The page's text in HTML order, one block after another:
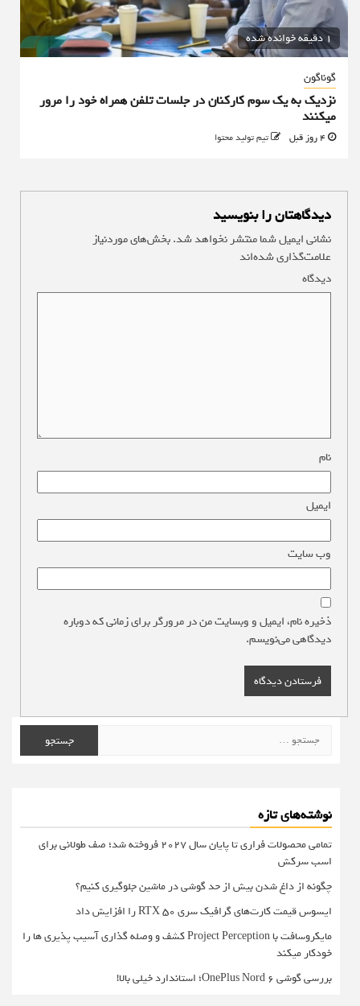
1 دقیقه خوانده شده
گوناگون
نزدیک به یک سوم کارکنان در جلسات تلفن همراه خود را مرور
میکنند
تیم تولید محتوا
دیدگاهتان را بنویسید
نشانی ایمیل شما منتشر نخواهد شد.بخش‌های موردنیاز
علامت‌گذاری شده‌اند
دیدگاه
نام
ایمیل
وب‌ سایت
ذخیره نام، ایمیل و وبسایت من در مرورگر برای زمانی که دوباره
دیدگاهی می‌نویسم.
برای:
نوشته‌های تازه
تمامی محصولات فراری تا پایان سال ۲۰۲۷ فروخته شد؛ صف طولانی برای
اسب سرکش
چگونه از داغ شدن بیش از حد گوشی در ماشین جلوگیری کنیم؟
ایسوس قیمت کارت‌های گرافیک سری RTX 50 را افزایش داد
مایکروسافت با Project Perception کشف و وصله گذاری آسیب پذیری ها را
خودکار میکند
بررسی گوشی OnePlus Nord 6؛ استاندارد خیلی بالا!